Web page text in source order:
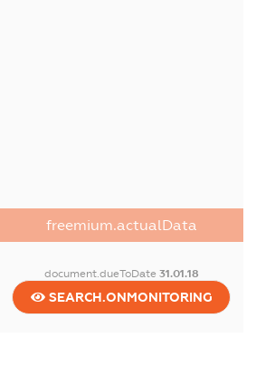
freemium.actualData
document.dueToDate 31.01.18
SEARCH.ONMONITORING